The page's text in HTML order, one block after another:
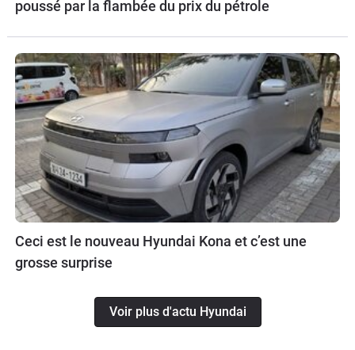
poussé par la flambée du prix du pétrole
Ceci est le nouveau Hyundai Kona et c’est une
grosse surprise
Voir plus d'actu Hyundai